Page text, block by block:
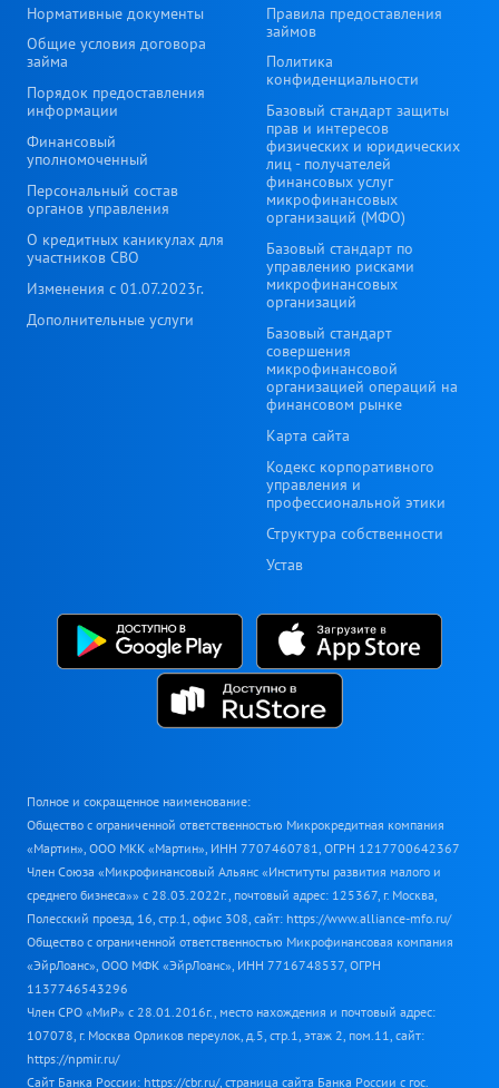
Нормативные документы
Общие условия договора
займа
Порядок предоставления
информации
Финансовый
уполномоченный
Персональный состав
органов управления
О кредитных каникулах для
участников СВО
Изменения с 01.07.2023г.
Дополнительные услуги
Правила предоставления
займов
Политика
конфиденциальности
Базовый стандарт защиты
прав и интересов
физических и юридических
лиц - получателей
финансовых услуг
микрофинансовых
организаций (МФО)
Базовый стандарт по
управлению рисками
микрофинансовых
организаций
Базовый стандарт
совершения
микрофинансовой
организацией операций на
финансовом рынке
Карта сайта
Кодекс корпоративного
управления и
профессиональной этики
Структура собственности
Устав
Полное и сокращенное наименование:
Общество с ограниченной ответственностью Микрокредитная компания
«Мартин», ООО МКК «Мартин», ИНН 7707460781, ОГРН 1217700642367
Член Союза «Микрофинансовый Альянс «Институты развития малого и
среднего бизнеса»» с 28.03.2022г., почтовый адрес: 125367, г. Москва,
Полесский проезд, 16, стр.1, офис 308, сайт: https://www.alliance-mfo.ru/
Общество с ограниченной ответственностью Микрофинансовая компания
«ЭйрЛоанс», ООО МФК «ЭйрЛоанс», ИНН 7716748537, ОГРН
1137746543296
Член СРО «МиР» с 28.01.2016г., место нахождения и почтовый адрес:
107078, г. Москва Орликов переулок, д.5, стр.1, этаж 2, пом.11, сайт:
https://npmir.ru/
Сайт Банка России: https://cbr.ru/, страница сайта Банка России с гос.